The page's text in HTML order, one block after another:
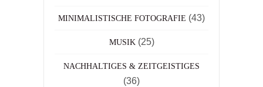
MINIMALISTISCHE FOTOGRAFIE (43)
MUSIK (25)
NACHHALTIGES & ZEITGEISTIGES
(36)